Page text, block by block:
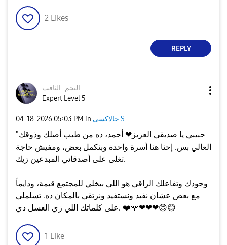
2 Likes
REPLY
النجم_الثاقب
Expert Level 5
‎04-18-2026 05:03 PM in جالاكسى S
"حبيبي يا صديقي العزيز❤ أحمد، ده من طيب أصلك وذوقك
العالي بس. إحنا هنا أسرة واحدة وبنكمل بعض، ومفيش حاجة
تغلى على أصدقائي المبدعين زيك.
​وجودك وتفاعلك الراقي هو اللي بيخلي للمجتمع قيمة، ودايماً
مع بعض عشان نفيد ونستفيد ونرتقي بالمكان ده. تسلملي
على كلماتك اللي زي العسل دي. ❤️🌹❤❤❤😊😊
1 Like